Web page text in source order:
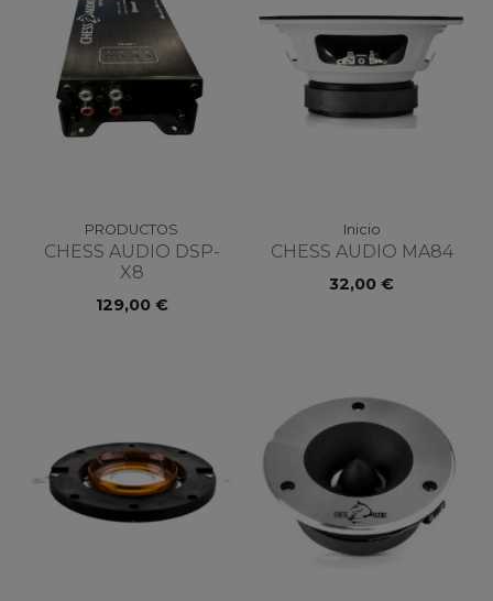
PRODUCTOS
CHESS AUDIO DSP-
X8
129,00 €
Inicio
CHESS AUDIO MA84
32,00 €